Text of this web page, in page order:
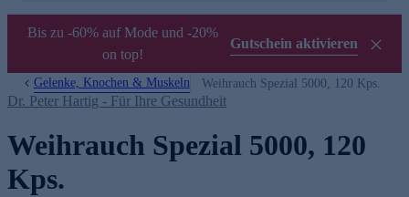
Bis zu -60% auf Mode und -20%
on top!
Gutschein aktivieren
Gelenke, Knochen & Muskeln Weihrauch Spezial 5000, 120 Kps.
Dr. Peter Hartig - Für Ihre Gesundheit
Weihrauch Spezial 5000, 120
Kps.